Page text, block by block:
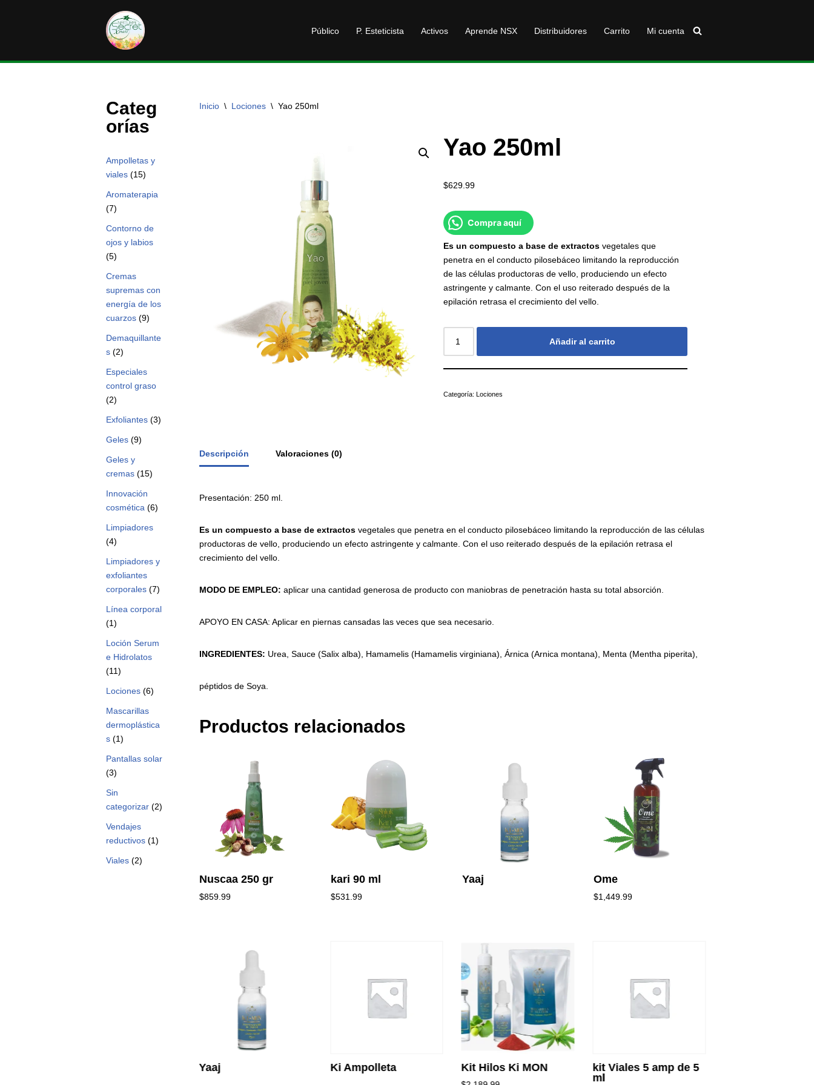
contenido
Público P. Esteticista Activos Aprende NSX Distribuidores Carrito Mi cuenta
Categ
orías
Ampolletas y
viales (15)
Aromaterapia
(7)
Contorno de
ojos y labios
(5)
Cremas
supremas con
energía de los
cuarzos (9)
Demaquillante
s (2)
Especiales
control graso
(2)
Exfoliantes (3)
Geles (9)
Geles y
cremas (15)
Innovación
cosmética (6)
Limpiadores
(4)
Limpiadores y
exfoliantes
corporales (7)
Línea corporal
(1)
Loción Serum
e Hidrolatos
(11)
Lociones (6)
Mascarillas
dermoplástica
s (1)
Pantallas solar
(3)
Sin
categorizar (2)
Vendajes
reductivos (1)
Viales (2)
Inicio \ Lociones \ Yao 250ml
Yao 250ml
$629.99
Compra aquí
Es un compuesto a base de extractos vegetales que
penetra en el conducto pilosebáceo limitando la reproducción
de las células productoras de vello, produciendo un efecto
astringente y calmante. Con el uso reiterado después de la
epilación retrasa el crecimiento del vello.
Añadir al carrito
Categoría: Lociones
Descripción Valoraciones (0)
Presentación: 250 ml.
Es un compuesto a base de extractos vegetales que penetra en el conducto pilosebáceo limitando la reproducción de las células
productoras de vello, produciendo un efecto astringente y calmante. Con el uso reiterado después de la epilación retrasa el
crecimiento del vello.
MODO DE EMPLEO: aplicar una cantidad generosa de producto con maniobras de penetración hasta su total absorción.
APOYO EN CASA: Aplicar en piernas cansadas las veces que sea necesario.
INGREDIENTES: Urea, Sauce (Salix alba), Hamamelis (Hamamelis virginiana), Árnica (Arnica montana), Menta (Mentha piperita),
péptidos de Soya.
Productos relacionados
Nuscaa 250 gr
$859.99
kari 90 ml
$531.99
Yaaj Ome
$1,449.99
Yaaj Ki Ampolleta Kit Hilos Ki MON
kit Viales 5 amp de 5
ml